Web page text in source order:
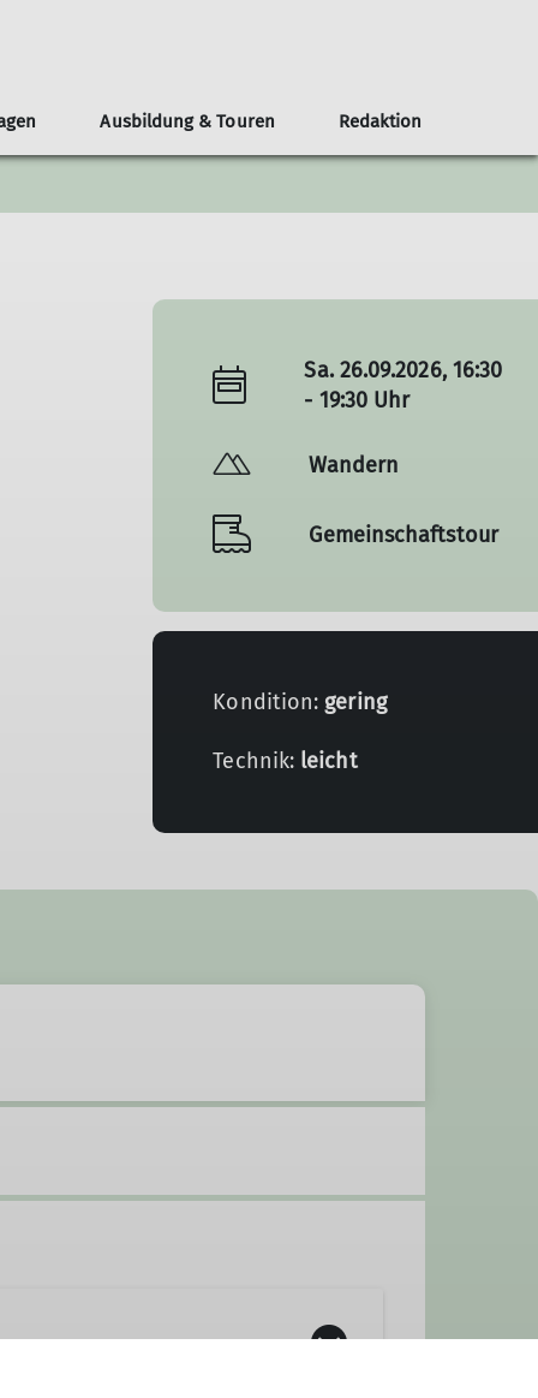
Öffentlichkeit und Klimaschutz
Gruppen Mitgestalten Service
Nordparkhütte im LAPADU
Leistungssport MTB-Gruppe Skigruppe
Topos
Ausbildung & Touren
Teilnahmebedingungen
Redaktion
Redaktionsteam
Sa. 26.09.2026, 16:30
- 19:30 Uhr
Wandern
Gemeinschaftstour
Kondition: gering
Technik: leicht